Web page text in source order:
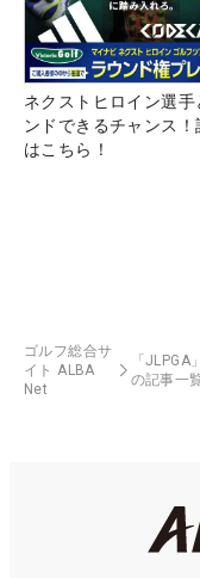
ネクストヒロイン選手
ンドできるチャンス！
はこちら！
ゴルフ総合サ
イト ALBA
Net
「JLPGA」
の記事一